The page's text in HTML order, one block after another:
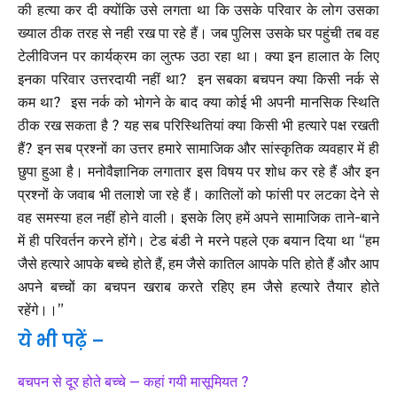
की हत्या कर दी क्योंकि उसे लगता था कि उसके परिवार के लोग उसका
ख्याल ठीक तरह से नही रख पा रहे हैं। जब पुलिस उसके घर पहुंची तब वह
टेलीविजन पर कार्यक्रम का लुत्फ उठा रहा था। क्या इन हालात के लिए
इनका परिवार उत्तरदायी नहीं था? इन सबका बचपन क्या किसी नर्क से
कम था? इस नर्क को भोगने के बाद क्या कोई भी अपनी मानसिक स्थिति
ठीक रख सकता है ? यह सब परिस्थितियां क्या किसी भी हत्यारे पक्ष रखती
हैं? इन सब प्रश्नों का उत्तर हमारे सामाजिक और सांस्कृतिक व्यवहार में ही
छुपा हुआ है। मनोवैज्ञानिक लगातार इस विषय पर शोध कर रहे हैं और इन
प्रश्नों के जवाब भी तलाशे जा रहे हैं। कातिलों को फांसी पर लटका देने से
वह समस्या हल नहीं होने वाली। इसके लिए हमें अपने सामाजिक ताने-बाने
में ही परिवर्तन करने होंगे। टेड बंडी ने मरने पहले एक बयान दिया था “हम
जैसे हत्यारे आपके बच्चे होते हैं, हम जैसे कातिल आपके पति होते हैं और आप
अपने बच्चों का बचपन खराब करते रहिए हम जैसे हत्यारे तैयार होते
रहेंगे।।”
ये भी पढ़ें –
बचपन से दूर होते बच्चे – कहां गयी मासूमियत ?